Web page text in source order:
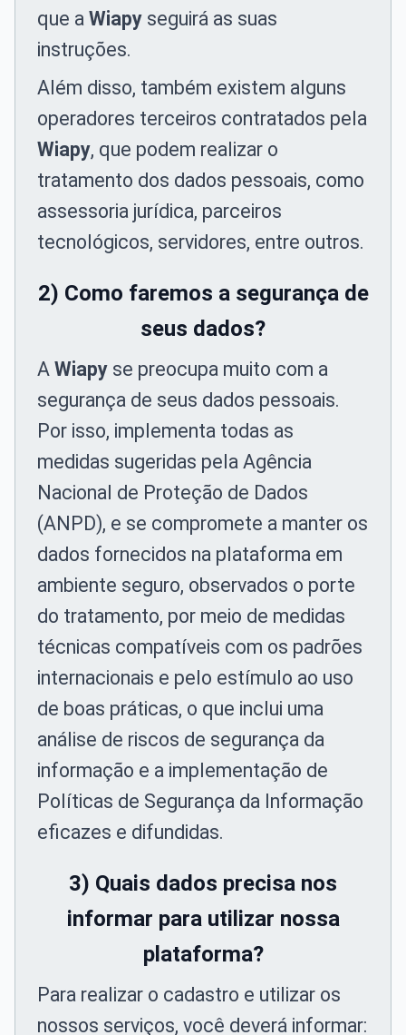
que a Wiapy seguirá as suas
instruções.
Além disso, também existem alguns
operadores terceiros contratados pela
Wiapy, que podem realizar o
tratamento dos dados pessoais, como
assessoria jurídica, parceiros
tecnológicos, servidores, entre outros.
2) Como faremos a segurança de
seus dados?
A Wiapy se preocupa muito com a
segurança de seus dados pessoais.
Por isso, implementa todas as
medidas sugeridas pela Agência
Nacional de Proteção de Dados
(ANPD), e se compromete a manter os
dados fornecidos na plataforma em
ambiente seguro, observados o porte
do tratamento, por meio de medidas
técnicas compatíveis com os padrões
internacionais e pelo estímulo ao uso
de boas práticas, o que inclui uma
análise de riscos de segurança da
informação e a implementação de
Políticas de Segurança da Informação
eficazes e difundidas.
3) Quais dados precisa nos
informar para utilizar nossa
plataforma?
Para realizar o cadastro e utilizar os
nossos serviços, você deverá informar: